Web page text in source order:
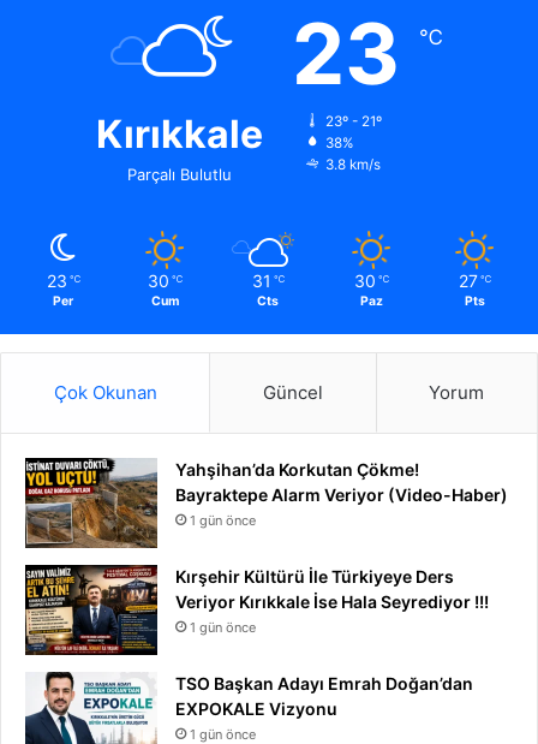
Kırıkkale
Parçalı Bulutlu
23 ℃
23º - 21º
38%
3.8 km/s
23 ℃
Per
30 ℃
Cum
31 ℃
Cts
30 ℃
Paz
27 ℃
Pts
Çok Okunan Güncel Yorum
Yahşihan’da Korkutan Çökme!
Bayraktepe Alarm Veriyor (Video-Haber)
1 gün önce
Kırşehir Kültürü İle Türkiyeye Ders
Veriyor Kırıkkale İse Hala Seyrediyor !!!
1 gün önce
TSO Başkan Adayı Emrah Doğan’dan
EXPOKALE Vizyonu
1 gün önce